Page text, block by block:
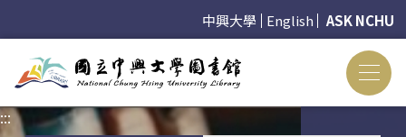
中興大學 English ASK NCHU
:::